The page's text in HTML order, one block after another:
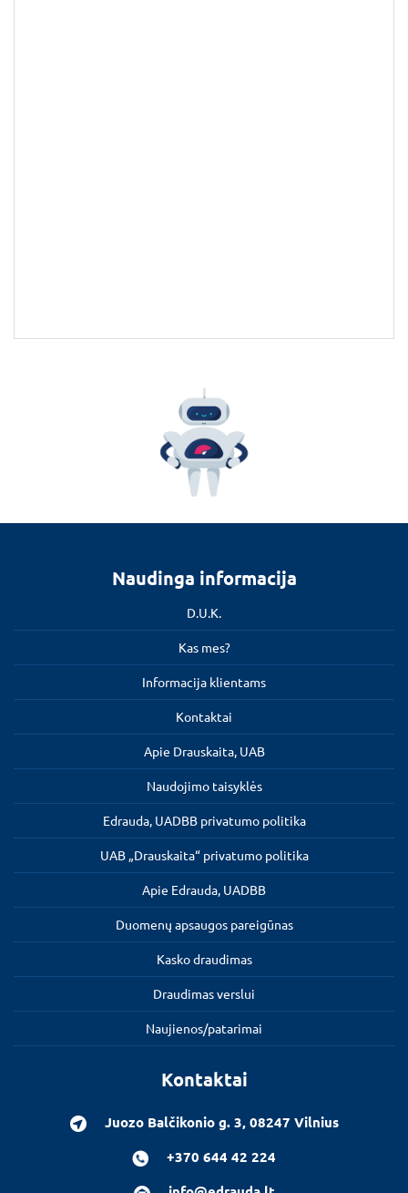
Naudinga informacija
D.U.K.
Kas mes?
Informacija klientams
Kontaktai
Apie Drauskaita, UAB
Naudojimo taisyklės
Edrauda, UADBB privatumo politika
UAB „Drauskaita“ privatumo politika
Apie Edrauda, UADBB
Duomenų apsaugos pareigūnas
Kasko draudimas
Draudimas verslui
Naujienos/patarimai
Kontaktai
Juozo Balčikonio g. 3, 08247 Vilnius
+370 644 42 224